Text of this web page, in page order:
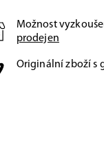
Možnost
prodejen
Originální zboží s